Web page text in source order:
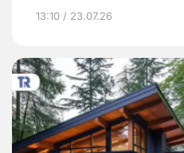
13:10 / 23.07.26